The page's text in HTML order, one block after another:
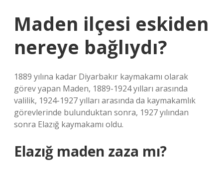
Maden ilçesi eskiden
nereye bağlıydı?
1889 yılına kadar Diyarbakır kaymakamı olarak
görev yapan Maden, 1889-1924 yılları arasında
valilik, 1924-1927 yılları arasında da kaymakamlık
görevlerinde bulunduktan sonra, 1927 yılından
sonra Elazığ kaymakamı oldu.
Elazığ maden zaza mı?